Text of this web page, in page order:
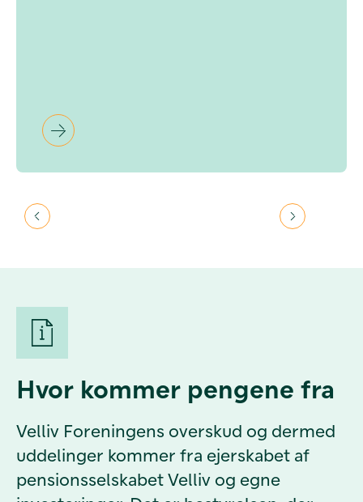
Hvor kommer pengene fra
Velliv Foreningens overskud og dermed
uddelinger kommer fra ejerskabet af
pensionsselskabet Velliv og egne